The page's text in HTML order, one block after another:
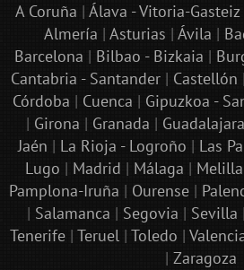
A Coruña | Álava - Vitoria-Gasteiz
Almería | Asturias | Ávila |
Barcelona | Bilbao - Bizkaia |
Cantabria - Santander| Castellón |
Córdoba | Cuenca | Gipuzkoa -
| Girona | Granada | Guadalajara
Jaén | La Rioja - Logroño | Las
Lugo | Madrid | Málaga | Melilla
Pamplona-Iruña | Ourense |
| Salamanca | Segovia | Sevilla |
Tenerife| Teruel| Toledo |
| Zaragoza